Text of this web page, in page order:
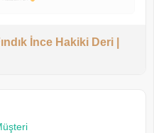
İnce Hakiki Deri |